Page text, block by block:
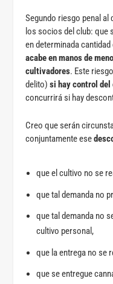
Segundo riesgo penal
los socios del club: que
en determinada
acabe en manos de
cultivadores. Este riesgo
delito) si hay control
concurrirá si hay
Creo que serán
conjuntamente ese
que el cultivo no se
que tal demanda no
que tal demanda no
cultivo personal,
que la entrega no se
que se entregue